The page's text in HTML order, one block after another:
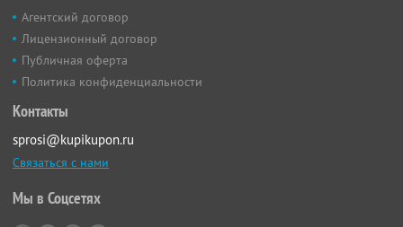
Агентский договор
Лицензионный договор
Публичная оферта
Политика конфиденциальности
Контакты
sprosi@kupikupon.ru
Связаться с нами
Мы в Соцсетях